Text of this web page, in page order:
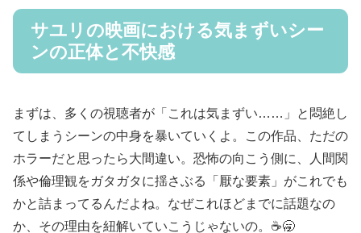
サユリの映画における気まずいシー
ンの正体と不快感
まずは、多くの視聴者が「これは気まずい……」と悶絶し
てしまうシーンの中身を暴いていくよ。この作品、ただの
ホラーだと思ったら大間違い。恐怖の向こう側に、人間関
係や倫理観をガタガタに揺さぶる「厭な要素」がこれでも
かと詰まってるんだよね。なぜこれほどまでに話題なの
か、その理由を紐解いていこうじゃないの。☕🥱